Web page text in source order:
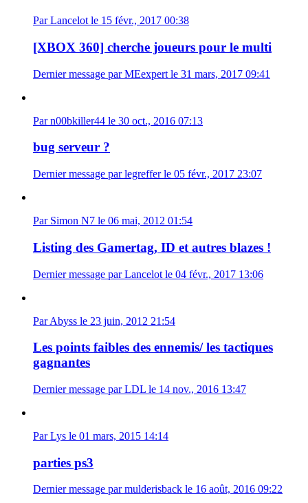
Par Lancelot le 15 févr., 2017 00:38
[XBOX 360] cherche joueurs pour le multi
Dernier message par MEexpert le 31 mars, 2017 09:41
Par n00bkiller44 le 30 oct., 2016 07:13
bug serveur ?
Dernier message par legreffer le 05 févr., 2017 23:07
Par Simon N7 le 06 mai, 2012 01:54
Listing des Gamertag, ID et autres blazes !
Dernier message par Lancelot le 04 févr., 2017 13:06
Par Abyss le 23 juin, 2012 21:54
Les points faibles des ennemis/ les tactiques
gagnantes
Dernier message par LDL le 14 nov., 2016 13:47
Par Lys le 01 mars, 2015 14:14
parties ps3
Dernier message par mulderisback le 16 août, 2016 09:22